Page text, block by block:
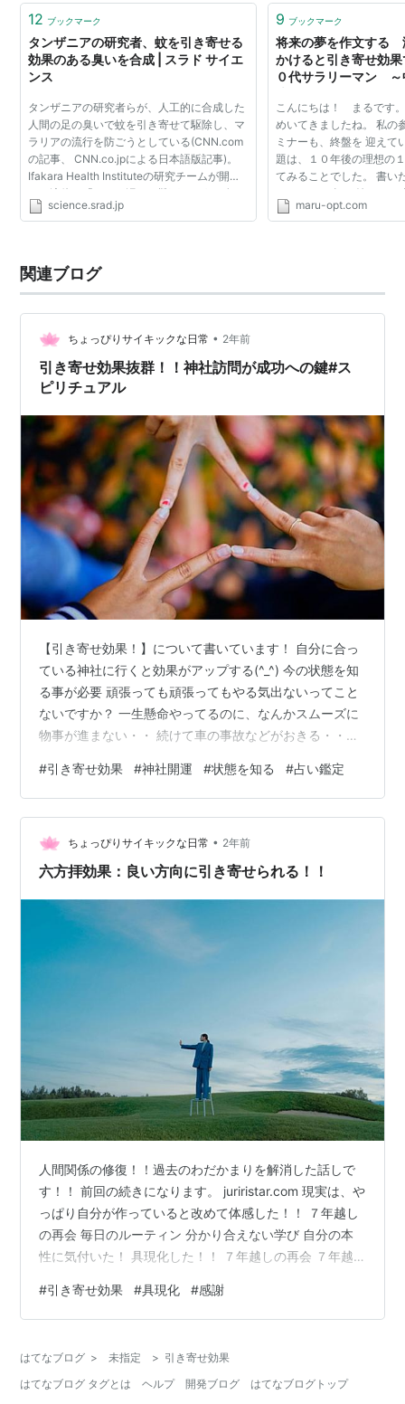
12 ブックマーク
タンザニアの研究者、蚊を引き寄せる
効果のある臭いを合成 | スラド サイエ
ンス
タンザニアの研究者らが、人工的に合成した
人間の足の臭いで蚊を引き寄せて駆除し、マ
ラリアの流行を防ごうとしている(CNN.com
の記事、 CNN.co.jpによる日本語版記事)。
Ifakara Health Instituteの研究チームが開発
した液体は「まるで汚れた靴下のような臭
い」で、本物の足の臭いよりも4倍程度蚊を
science.srad.jp
9 ブックマーク
将来の夢を作文する
かけると引き寄せ効
０代サラリーマン ～
こんにちは！ まるです
めいてきましたね。 私の
ミナーも、終盤を 迎えて
題は、１０年後の理想の
てみることでした。 書い
アウトして身に 付けて
在意識に働き かける効果
maru-opt.com
関連ブログ
ちょっぴりサイキックな日常 • 2年前
引き寄せ効果抜群！！神社訪問が成功への鍵#ス
ピリチュアル
【引き寄せ効果！】について書いています！ 自分に合っ
ている神社に行くと効果がアップする(^_^) 今の状態を知
る事が必要 頑張っても頑張ってもやる気出ないってこと
ないですか？ 一生懸命やってるのに、なんかスムーズに
物事が進まない・・ 続けて車の事故などがおきる・・。
会います・・。 自分では気付かないうちにエネルギーが
無くなっていることが多いのです・・ 私自身を整える 私
は占い師をしていますが、その方の状態を上げる事、人
の心を支えながら自分の幸せも追求しています(^_^) 自分
自身もそれだけのエネルギーが必要になってきますし、
#引き寄せ効果 #神社開運 #状態を知る #占い鑑定
ちょっぴりサイキックな日常 • 2年前
六方拝効果：良い方向に引き寄せられる！！
人間関係の修復！！過去のわだかまりを解消した話しで
す！！ 前回の続きになります。 juriristar.com 現実は、や
っぱり自分が作っていると改めて体感した！！ ７年越し
の再会 毎日のルーティン 分かり合えない学び 自分の本
性に気付いた！ 具現化した！！ ７年越しの再会 ７年越
の止まっていた時間が動きだした・・。 その出来事で、
ふと思い出したことがあるのです。 毎日のルーティン 六
してますので、いつも自分をフラットな状態にできるよ
う瞑想など毎日のルーティンがあります。 その中の１つ
#引き寄せ効果 #具現化 #感謝
はてなブログ > 未指定 > 引き寄せ効果
はてなブログ タグとは
ヘルプ 開発ブログ はてなブログトップ